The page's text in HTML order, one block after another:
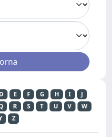
D E F G H I
J
R S T U V
W
Z